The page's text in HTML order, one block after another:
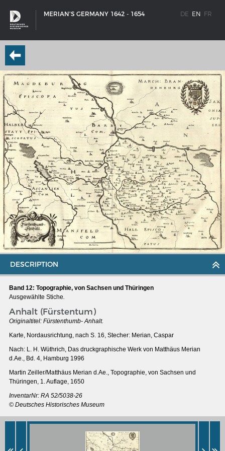
MERIAN'S GERMANY 1642 - 1654 DE EN FR
SHIP TYPES
Milestones in the history of European shipbuilding
MERIAN'S GERMANY 1642 - 1654
Interaktive Karte
Image gallery
DESCRIPTION
Band 12: Topographie, von Sachsen und Thüringen
Ausgewählte Stiche
Anhalt (Fürstentum)
Originaltitel: Fürstenthumb- Anhalt.
Karte, Nordausrichtung, nach S. 16, Stecher: Merian, Caspar
Nach: L. H. Wüthrich, Das druckgraphische Werk von Matthäus Merian
d.Ae., Bd. 4, Hamburg 1996
Martin Zeiller/Matthäus Merian d.Ae., Topographie, von Sachsen und
Thüringen, 1. Auflage, 1650
InventarNr: RA 52/5038-26
© Deutsches Historisches Museum